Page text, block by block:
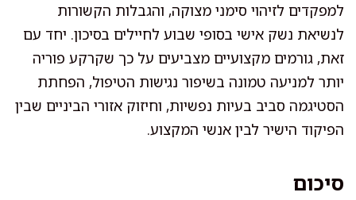
למפקדים לזיהוי סימני מצוקה, והגבלות הקשורות
לנשיאת נשק אישי בסופי שבוע לחיילים בסיכון. יחד עם
זאת, גורמים מקצועיים מצביעים על כך שקרקע פוריה
יותר למניעה טמונה בשיפור נגישות הטיפול, הפחתת
הסטיגמה סביב בעיות נפשיות, וחיזוק אזורי הביניים שבין
הפיקוד הישיר לבין אנשי המקצוע.
סיכום